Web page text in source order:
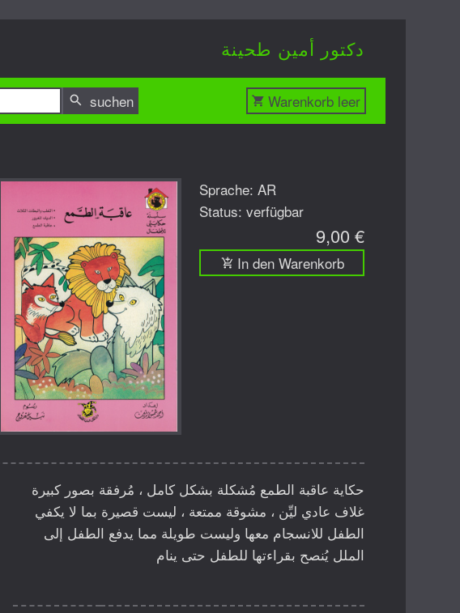
دكتور أمين طحينة
suchen Warenkorb leer
Sprache: AR
Status: verfügbar
9,00 €
In den Warenkorb
حكاية عاقبة الطمع مُشكلة بشكل كامل ، مُرفقة بصور كبيرة
غلاف عادي ليِّن ، مشوقة ممتعة ، ليست قصيرة بما لا يكفي
الطفل للانسجام معها وليست طويلة مما يدفع الطفل إلى
الملل يُنصح بقراءتها للطفل حتى ينام